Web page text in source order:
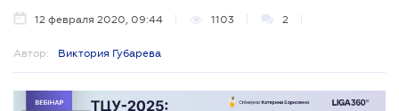
12 февраля 2020, 09:44 1103 2
Автор: Виктория Губарева